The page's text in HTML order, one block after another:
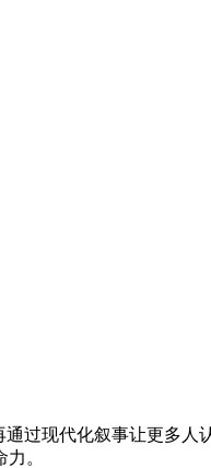
过现代化叙事让更多人
。